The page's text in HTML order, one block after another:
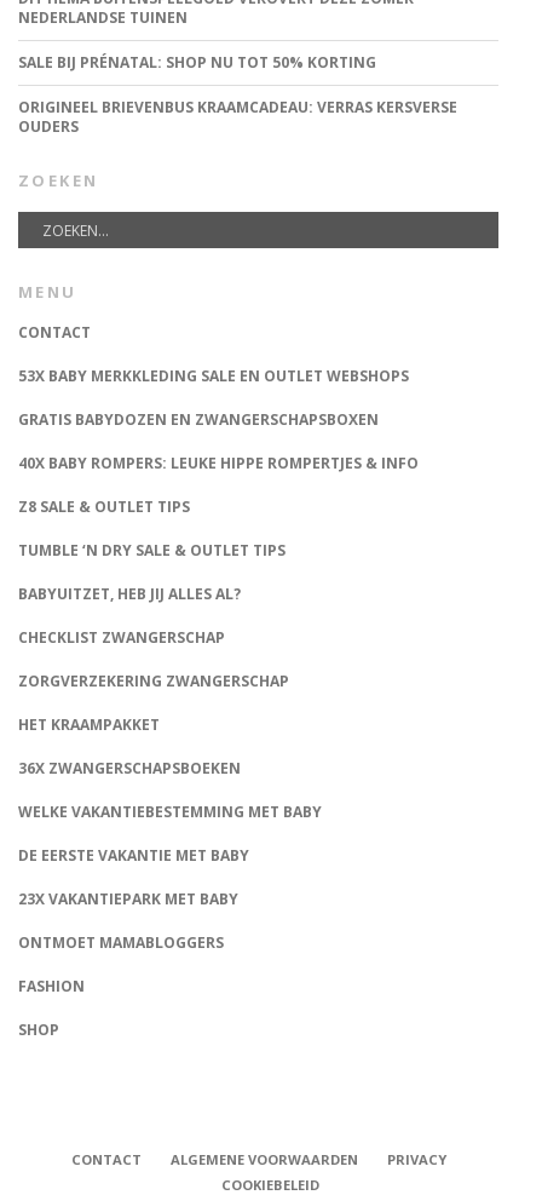
NEDERLANDSE TUINEN
SALE BIJ PRÉNATAL: SHOP NU TOT 50% KORTING
ORIGINEEL BRIEVENBUS KRAAMCADEAU: VERRAS KERSVERSE
OUDERS
ZOEKEN
MENU
CONTACT
53X BABY MERKKLEDING SALE EN OUTLET WEBSHOPS
GRATIS BABYDOZEN EN ZWANGERSCHAPSBOXEN
40X BABY ROMPERS: LEUKE HIPPE ROMPERTJES & INFO
Z8 SALE & OUTLET TIPS
TUMBLE ‘N DRY SALE & OUTLET TIPS
BABYUITZET, HEB JIJ ALLES AL?
CHECKLIST ZWANGERSCHAP
ZORGVERZEKERING ZWANGERSCHAP
HET KRAAMPAKKET
36X ZWANGERSCHAPSBOEKEN
WELKE VAKANTIEBESTEMMING MET BABY
DE EERSTE VAKANTIE MET BABY
23X VAKANTIEPARK MET BABY
ONTMOET MAMABLOGGERS
FASHION
SHOP
CONTACT ALGEMENE VOORWAARDEN
PRIVACY
COOKIEBELEID